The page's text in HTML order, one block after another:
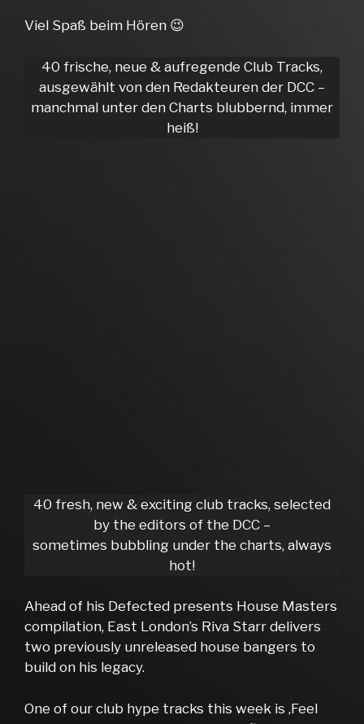
Viel Spaß beim Hören 😉
40 frische, neue & aufregende Club Tracks,
ausgewählt von den Redakteuren der DCC –
manchmal unter den Charts blubbernd, immer
heiß!
40 fresh, new & exciting club tracks, selected
by the editors of the DCC –
sometimes bubbling under the charts, always
hot!
Ahead of his Defected presents House Masters
compilation, East London’s Riva Starr delivers
two previously unreleased house bangers to
build on his legacy.
One of our club hype tracks this week is ‚Feel